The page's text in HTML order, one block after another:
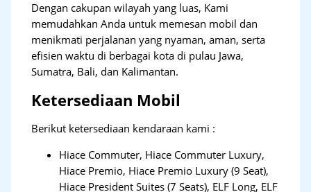
Dengan cakupan wilayah yang luas, Kami
memudahkan Anda untuk memesan mobil dan
menikmati perjalanan yang nyaman, aman, serta
efisien waktu di berbagai kota di pulau Jawa,
Sumatra, Bali, dan Kalimantan.
Ketersediaan Mobil
Berikut ketersediaan kendaraan kami :
Hiace Commuter, Hiace Commuter Luxury,
Hiace Premio, Hiace Premio Luxury (9 Seat),
Hiace President Suites (7 Seats), ELF Long, ELF